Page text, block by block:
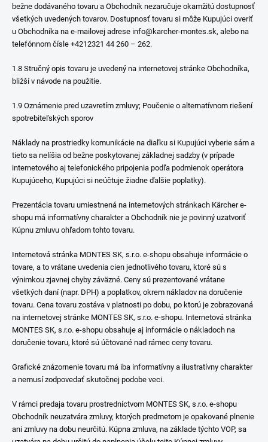
bežne dodávaného tovaru a Obchodník nezaručuje okamžitú dostupnosť
všetkých uvedených tovarov. Dostupnosť tovaru si môže Kupujúci overiť
u Obchodníka na e-mailovej adrese info@karcher-montes.sk, alebo na
telefónnom čísle +4212321 44 260 – 262.
1.8 Stručný opis tovaru je uvedený na internetovej stránke Obchodníka,
bližší v návode na použitie.
1.9 Oznámenie pred uzavretím zmluvy; Poučenie o alternatívnom riešení
spotrebiteľských sporov
Náklady na prostriedky komunikácie na diaľku si Kupujúci vyberie sám a
tieto sa nelíšia od bežne poskytovanej základnej sadzby (v prípade
internetového aj telefonického pripojenia podľa podmienok operátora
Kupujúceho, Kupujúci si neúčtuje žiadne ďalšie poplatky).
Prezentácia tovaru umiestnená na internetových stránkach Kärcher e-
shopu má informatívny charakter a Obchodník nie je povinný uzatvoriť
Kúpnu zmluvu ohľadom tohto tovaru.
Internetová stránka MONTES SK, s.r.o. e-shopu obsahuje informácie o
tovare, a to vrátane uvedenia cien jednotlivého tovaru, ktoré sú s
výnimkou zjavnej chyby záväzné. Ceny sú prezentované vrátane
všetkých daní (napr. DPH) a poplatkov, okrem nákladov na doručenie
tovaru. Cena tovaru zostáva v platnosti po dobu, po ktorú je zobrazovaná
na internetovej stránke MONTES SK, s.r.o. e-shopu. Internetová stránka
MONTES SK, s.r.o. e-shopu obsahuje aj informácie o nákladoch na
doručenie tovaru, ktoré sú účtované nad rámec ceny tovaru.
Grafické znázornenie tovaru má iba informatívny a ilustratívny charakter
a nemusí zodpovedať skutočnej podobe veci.
V rámci predaja tovaru prostredníctvom MONTES SK, s.r.o. e-shopu
Obchodník neuzatvára zmluvy, ktorých predmetom je opakované plnenie
ani zmluvy na dobu neurčitú. Kúpna zmluva, na základe týchto VOP, sa